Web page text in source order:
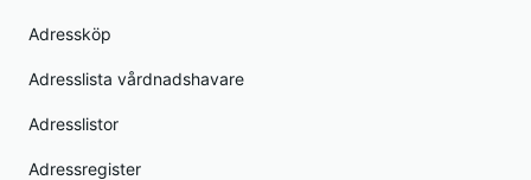
Adressköp
Adresslista vårdnadshavare
Adresslistor
Adressregister